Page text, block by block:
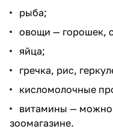
рыба;
овощи — горошек,
яйца;
гречка, рис,
кисломолочные
витамины —
зоомагазине.